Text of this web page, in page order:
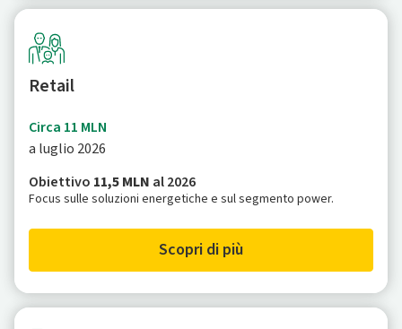
Retail
Circa 11 MLN
a luglio 2026
Obiettivo 11,5 MLN al 2026
Focus sulle soluzioni energetiche e sul segmento power.
Scopri di più